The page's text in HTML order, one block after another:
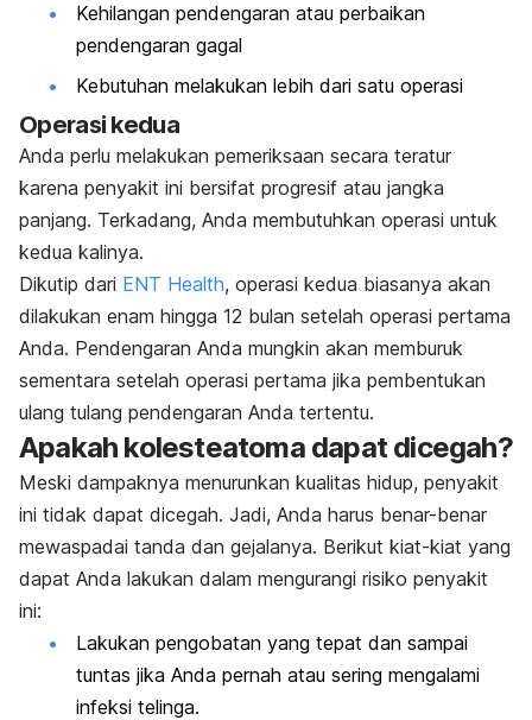
Kehilangan pendengaran atau perbaikan
pendengaran gagal
Kebutuhan melakukan lebih dari satu operasi
Operasi kedua
Anda perlu melakukan pemeriksaan secara teratur
karena penyakit ini bersifat progresif atau jangka
panjang. Terkadang, Anda membutuhkan operasi untuk
kedua kalinya.
Dikutip dari ENT Health, operasi kedua biasanya akan
dilakukan enam hingga 12 bulan setelah operasi pertama
Anda. Pendengaran Anda mungkin akan memburuk
sementara setelah operasi pertama jika pembentukan
ulang tulang pendengaran Anda tertentu.
Apakah kolesteatoma dapat dicegah?
Meski dampaknya menurunkan kualitas hidup, penyakit
ini tidak dapat dicegah. Jadi, Anda harus benar-benar
mewaspadai tanda dan gejalanya. Berikut kiat-kiat yang
dapat Anda lakukan dalam mengurangi risiko penyakit
ini:
Lakukan pengobatan yang tepat dan sampai
tuntas jika Anda pernah atau sering mengalami
infeksi telinga.